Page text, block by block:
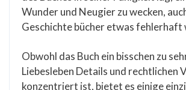
Wunder und Neugier zu wecken,
Geschichte bücher etwas fehlerhaft
Obwohl das Buch ein bisschen zu
Liebesleben Details und rechtlichen
konzentriert ist, bietet es einige